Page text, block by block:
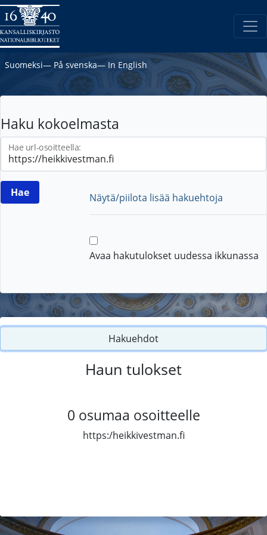
Suomeksi― På svenska― In English
Haku kokoelmasta
Hae url-osoitteella:
Näytä/piilota lisää hakuehtoja
Avaa hakutulokset uudessa ikkunassa
Hakuehdot
Haun tulokset
0 osumaa osoitteelle
https:/heikkivestman.fi